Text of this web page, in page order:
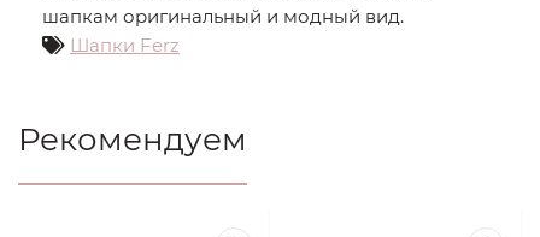
шапкам оригинальный и модный вид.
Шапки Ferz
Рекомендуем